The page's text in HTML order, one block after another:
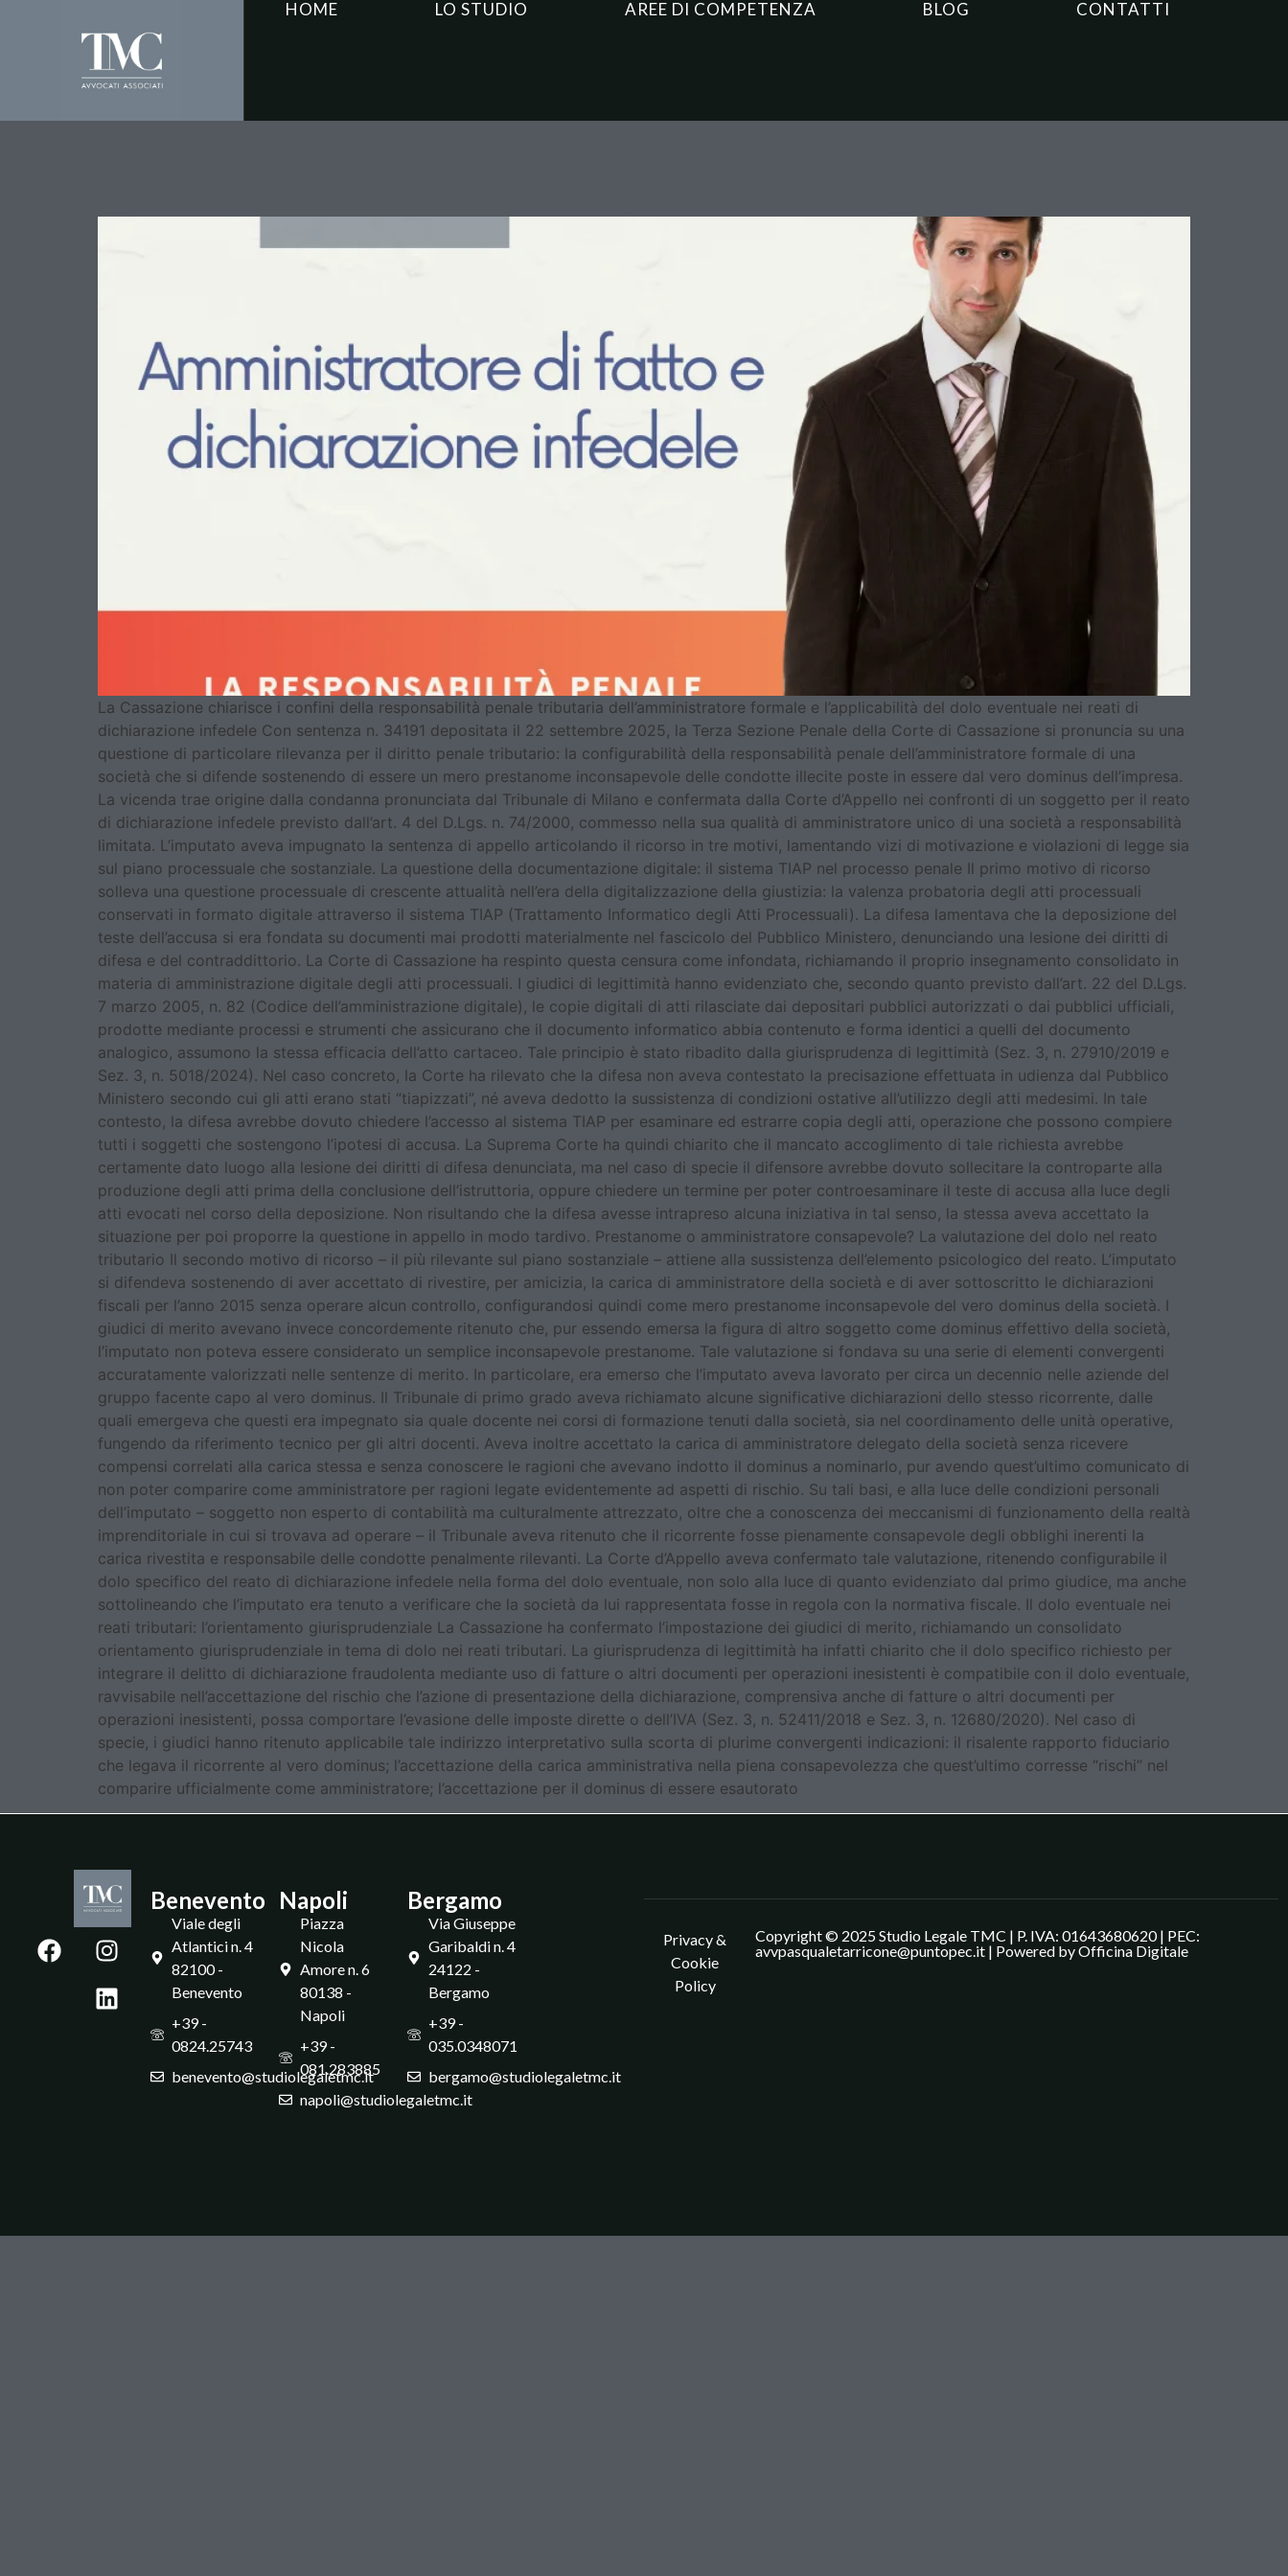
HOME LO STUDIO AREE DI COMPETENZA BLOG CONTATTI
La Cassazione chiarisce i confini della responsabilità penale tributaria dell’amministratore formale e l’applicabilità del dolo eventuale nei reati di
dichiarazione infedele Con sentenza n. 34191 depositata il 22 settembre 2025, la Terza Sezione Penale della Corte di Cassazione si pronuncia su una
questione di particolare rilevanza per il diritto penale tributario: la configurabilità della responsabilità penale dell’amministratore formale di una
società che si difende sostenendo di essere un mero prestanome inconsapevole delle condotte illecite poste in essere dal vero dominus dell’impresa.
La vicenda trae origine dalla condanna pronunciata dal Tribunale di Milano e confermata dalla Corte d’Appello nei confronti di un soggetto per il reato
di dichiarazione infedele previsto dall’art. 4 del D.Lgs. n. 74/2000, commesso nella sua qualità di amministratore unico di una società a responsabilità
limitata. L’imputato aveva impugnato la sentenza di appello articolando il ricorso in tre motivi, lamentando vizi di motivazione e violazioni di legge sia
sul piano processuale che sostanziale. La questione della documentazione digitale: il sistema TIAP nel processo penale Il primo motivo di ricorso
solleva una questione processuale di crescente attualità nell’era della digitalizzazione della giustizia: la valenza probatoria degli atti processuali
conservati in formato digitale attraverso il sistema TIAP (Trattamento Informatico degli Atti Processuali). La difesa lamentava che la deposizione del
teste dell’accusa si era fondata su documenti mai prodotti materialmente nel fascicolo del Pubblico Ministero, denunciando una lesione dei diritti di
difesa e del contraddittorio. La Corte di Cassazione ha respinto questa censura come infondata, richiamando il proprio insegnamento consolidato in
materia di amministrazione digitale degli atti processuali. I giudici di legittimità hanno evidenziato che, secondo quanto previsto dall’art. 22 del D.Lgs.
7 marzo 2005, n. 82 (Codice dell’amministrazione digitale), le copie digitali di atti rilasciate dai depositari pubblici autorizzati o dai pubblici ufficiali,
prodotte mediante processi e strumenti che assicurano che il documento informatico abbia contenuto e forma identici a quelli del documento
analogico, assumono la stessa efficacia dell’atto cartaceo. Tale principio è stato ribadito dalla giurisprudenza di legittimità (Sez. 3, n. 27910/2019 e
Sez. 3, n. 5018/2024). Nel caso concreto, la Corte ha rilevato che la difesa non aveva contestato la precisazione effettuata in udienza dal Pubblico
Ministero secondo cui gli atti erano stati “tiapizzati”, né aveva dedotto la sussistenza di condizioni ostative all’utilizzo degli atti medesimi. In tale
contesto, la difesa avrebbe dovuto chiedere l’accesso al sistema TIAP per esaminare ed estrarre copia degli atti, operazione che possono compiere
tutti i soggetti che sostengono l’ipotesi di accusa. La Suprema Corte ha quindi chiarito che il mancato accoglimento di tale richiesta avrebbe
certamente dato luogo alla lesione dei diritti di difesa denunciata, ma nel caso di specie il difensore avrebbe dovuto sollecitare la controparte alla
produzione degli atti prima della conclusione dell’istruttoria, oppure chiedere un termine per poter controesaminare il teste di accusa alla luce degli
atti evocati nel corso della deposizione. Non risultando che la difesa avesse intrapreso alcuna iniziativa in tal senso, la stessa aveva accettato la
situazione per poi proporre la questione in appello in modo tardivo. Prestanome o amministratore consapevole? La valutazione del dolo nel reato
tributario Il secondo motivo di ricorso – il più rilevante sul piano sostanziale – attiene alla sussistenza dell’elemento psicologico del reato. L’imputato
si difendeva sostenendo di aver accettato di rivestire, per amicizia, la carica di amministratore della società e di aver sottoscritto le dichiarazioni
fiscali per l’anno 2015 senza operare alcun controllo, configurandosi quindi come mero prestanome inconsapevole del vero dominus della società. I
giudici di merito avevano invece concordemente ritenuto che, pur essendo emersa la figura di altro soggetto come dominus effettivo della società,
l’imputato non poteva essere considerato un semplice inconsapevole prestanome. Tale valutazione si fondava su una serie di elementi convergenti
accuratamente valorizzati nelle sentenze di merito. In particolare, era emerso che l’imputato aveva lavorato per circa un decennio nelle aziende del
gruppo facente capo al vero dominus. Il Tribunale di primo grado aveva richiamato alcune significative dichiarazioni dello stesso ricorrente, dalle
quali emergeva che questi era impegnato sia quale docente nei corsi di formazione tenuti dalla società, sia nel coordinamento delle unità operative,
fungendo da riferimento tecnico per gli altri docenti. Aveva inoltre accettato la carica di amministratore delegato della società senza ricevere
compensi correlati alla carica stessa e senza conoscere le ragioni che avevano indotto il dominus a nominarlo, pur avendo quest’ultimo comunicato di
non poter comparire come amministratore per ragioni legate evidentemente ad aspetti di rischio. Su tali basi, e alla luce delle condizioni personali
dell’imputato – soggetto non esperto di contabilità ma culturalmente attrezzato, oltre che a conoscenza dei meccanismi di funzionamento della realtà
imprenditoriale in cui si trovava ad operare – il Tribunale aveva ritenuto che il ricorrente fosse pienamente consapevole degli obblighi inerenti la
carica rivestita e responsabile delle condotte penalmente rilevanti. La Corte d’Appello aveva confermato tale valutazione, ritenendo configurabile il
dolo specifico del reato di dichiarazione infedele nella forma del dolo eventuale, non solo alla luce di quanto evidenziato dal primo giudice, ma anche
sottolineando che l’imputato era tenuto a verificare che la società da lui rappresentata fosse in regola con la normativa fiscale. Il dolo eventuale nei
reati tributari: l’orientamento giurisprudenziale La Cassazione ha confermato l’impostazione dei giudici di merito, richiamando un consolidato
orientamento giurisprudenziale in tema di dolo nei reati tributari. La giurisprudenza di legittimità ha infatti chiarito che il dolo specifico richiesto per
integrare il delitto di dichiarazione fraudolenta mediante uso di fatture o altri documenti per operazioni inesistenti è compatibile con il dolo eventuale,
ravvisabile nell’accettazione del rischio che l’azione di presentazione della dichiarazione, comprensiva anche di fatture o altri documenti per
operazioni inesistenti, possa comportare l’evasione delle imposte dirette o dell’IVA (Sez. 3, n. 52411/2018 e Sez. 3, n. 12680/2020). Nel caso di
specie, i giudici hanno ritenuto applicabile tale indirizzo interpretativo sulla scorta di plurime convergenti indicazioni: il risalente rapporto fiduciario
che legava il ricorrente al vero dominus; l’accettazione della carica amministrativa nella piena consapevolezza che quest’ultimo corresse “rischi” nel
comparire ufficialmente come amministratore; l’accettazione per il dominus di essere esautorato
Benevento
Viale degli
Atlantici n. 4
82100 -
Benevento
+39 -
0824.25743
benevento@studiolegaletmc.it
Napoli
Piazza
Nicola
Amore n. 6
80138 -
Napoli
+39 -
081.283885
napoli@studiolegaletmc.it
Bergamo
Via Giuseppe
Garibaldi n. 4
24122 -
Bergamo
+39 -
035.0348071
bergamo@studiolegaletmc.it
Privacy &
Cookie
Policy
Copyright © 2025 Studio Legale TMC | P. IVA: 01643680620 | PEC:
avvpasqualetarricone@puntopec.it | Powered byOfficina Digitale